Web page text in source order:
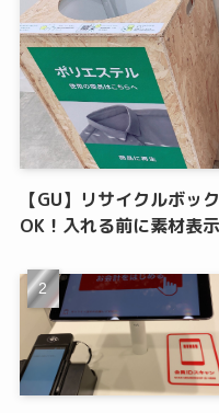
【GU】リサイクルボッ
OK！入れる前に素材表